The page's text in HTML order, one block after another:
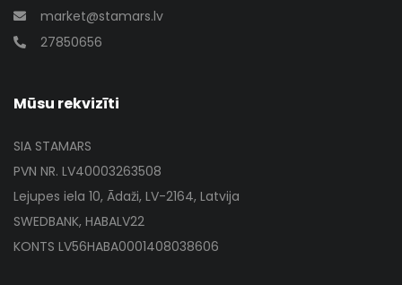
market@stamars.lv
27850656
Mūsu rekvizīti
SIA STAMARS
PVN NR. LV40003263508
Lejupes iela 10, Ādaži, LV-2164, Latvija
SWEDBANK, HABALV22
KONTS LV56HABA0001408038606